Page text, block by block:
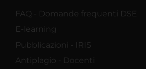
FAQ - Domande frequenti DSE
E-learning
Pubblicazioni - IRIS
Antiplagio - Docenti